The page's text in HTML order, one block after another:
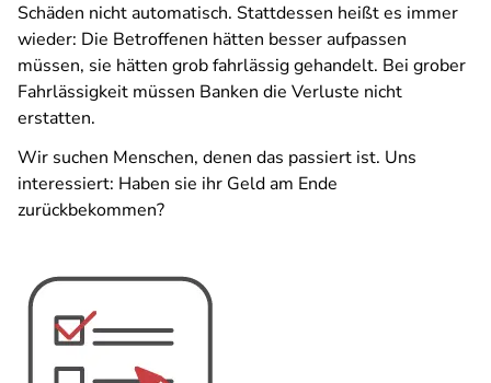
Schäden nicht automatisch. Stattdessen heißt es immer
wieder: Die Betroffenen hätten besser aufpassen
müssen, sie hätten grob fahrlässig gehandelt. Bei grober
Fahrlässigkeit müssen Banken die Verluste nicht
erstatten.
Wir suchen Menschen, denen das passiert ist. Uns
interessiert: Haben sie ihr Geld am Ende
zurückbekommen?